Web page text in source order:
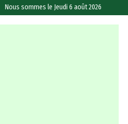
Nous sommes le Jeudi 6 août 2026